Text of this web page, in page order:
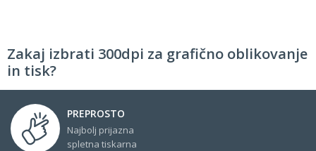
Zakaj izbrati 300dpi za grafično oblikovanje
in tisk?
PREPROSTO
Najbolj prijazna
spletna tiskarna